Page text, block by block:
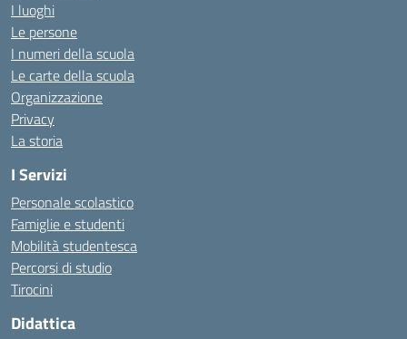
I luoghi
Le persone
I numeri della scuola
Le carte della scuola
Organizzazione
Privacy
La storia
I Servizi
Personale scolastico
Famiglie e studenti
Mobilità studentesca
Percorsi di studio
Tirocini
Didattica